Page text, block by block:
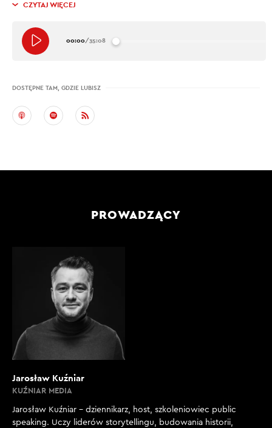
CZYTAJ WIĘCEJ
00:00/35:08
DOSTĘPNE TAM, GDZIE LUBISZ
PROWADZĄCY
Jarosław Kuźniar
KUŹNIAR MEDIA
Jarosław Kuźniar – dziennikarz, host, szkoleniowiec public
speaking. Uczy liderów storytellingu, budowania historii,